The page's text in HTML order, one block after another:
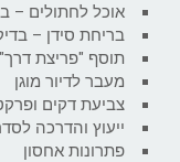
אוכל לחתולים –
בריחת סידן –
תוסף "פריצת
מעבר לדיור מוגן
צביעת דקים
ייעוץ והדרכה
פתרונות אחסון